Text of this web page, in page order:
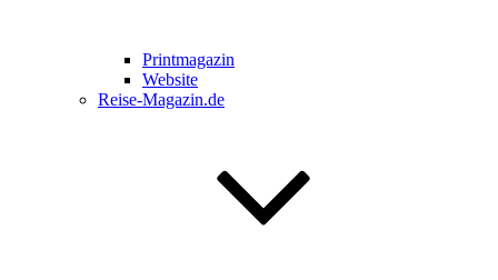
Printmagazin
Website
Reise-Magazin.de